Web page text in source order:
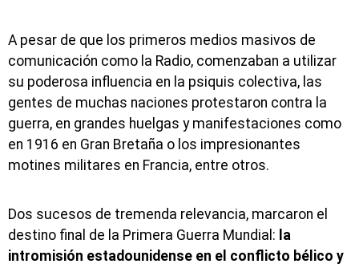
A pesar de que los primeros medios masivos de
comunicación como la Radio, comenzaban a utilizar
su poderosa influencia en la psiquis colectiva, las
gentes de muchas naciones protestaron contra la
guerra, en grandes huelgas y manifestaciones como
en 1916 en Gran Bretaña o los impresionantes
motines militares en Francia, entre otros.
Dos sucesos de tremenda relevancia, marcaron el
destino final de la Primera Guerra Mundial: la
intromisión estadounidense en el conflicto bélico y